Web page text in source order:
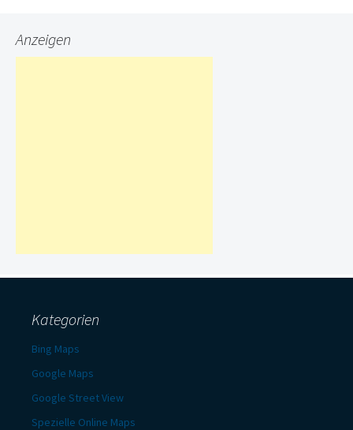
Anzeigen
Kategorien
Bing Maps
Google Maps
Google Street View
Spezielle Online Maps